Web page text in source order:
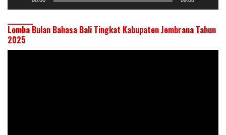
Lomba Bulan Bahasa Bali Tingkat Kabupaten Jembrana Tahun
2025